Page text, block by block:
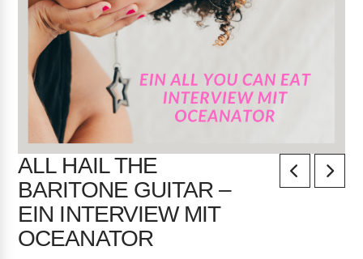
ALL HAIL THE
BARITONE GUITAR –
EIN INTERVIEW MIT
OCEANATOR